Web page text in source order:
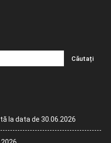
la data de 30.06.2026